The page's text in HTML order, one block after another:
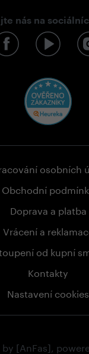
nás na
osobních
Obchodní
Doprava a platba
Vrácení a
od kupní
Kontakty
Nastavení cookies
[AnFas],